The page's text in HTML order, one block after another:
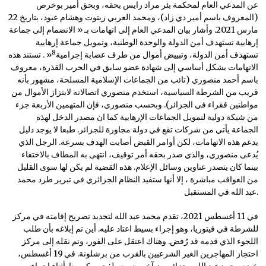
عن المدعي العام لمحكمة بئر مراد رايس بحقه، وبحق أمير بوخرص
(المعروف باسم أمير دي زاد)، ومحمد العربي زيتوت وهشام عبود، بتاريخ 22
مارس 2021. وأشار بيان المدعي العام إلى اتهامات بـ « الانضمام إلى جماعة
إرهابية تستهدف أمن الدولة والوحدة الوطنية، وتمويل جماعة إرهابية
تستهدف أمن الدولة، وتبييض أموال من طرف عصابة إجرامية8« . تستند هذه
الاتهامات بشكل أساسي إلى شهادة عضو سابق في الحرب القذرة، معروف
باسم أحمد منصوري (تائب من الجماعات الإسلامية المسلحة، مشهور بأنه
قريب من الشرطة السياسية، استخدم منصوري اتصالاته لابتزاز الأموال من
مواطنين فقراء في الجزائر). وبحسب منصوري، فإن المتهمين الأربعة جزء
من شبكة دولية لتمويل الجماعات الإرهابية كما ان مصدر الدخل لهذه
الجماعة يأتي من شركات تقع في دولة مجاورة للجزائر. طبعا لا يوجد دليل
يدعم هذه الاتهامات، لكن أوامر القبض أصابت الهدف بسرعة. الرجل الذي
يُدعى منصوري، والذي صدر بحقه أمر توقيف، انتهى به المطاف بالاختفاء
بينما كان يتصدر عناوين وسائل الإعلام. هذه القضية لم يكن لها سوى القليل
من العواقب مباشرة ، إلا أنها ستفيد النظام الجزائري في تبرير طرد محمد
عبد الله في المستقبل.
في 11 أغسطس 2021، تقدم محمد عبد الله لتجديد تصريح إقامته في مركز
للشرطة في فيتوريا، وهو إجراء بسيط اعتاد عليه. أين تم إبلاغه بأن طلب
اللجوء الذي قدمه قد رُفض. وهناك اعتقل على الفور، وتم نقله إلى مركز
احتجاز المهاجرين الغير الشرعيين بالقرب من برشلونة. في 19 أغسطس،